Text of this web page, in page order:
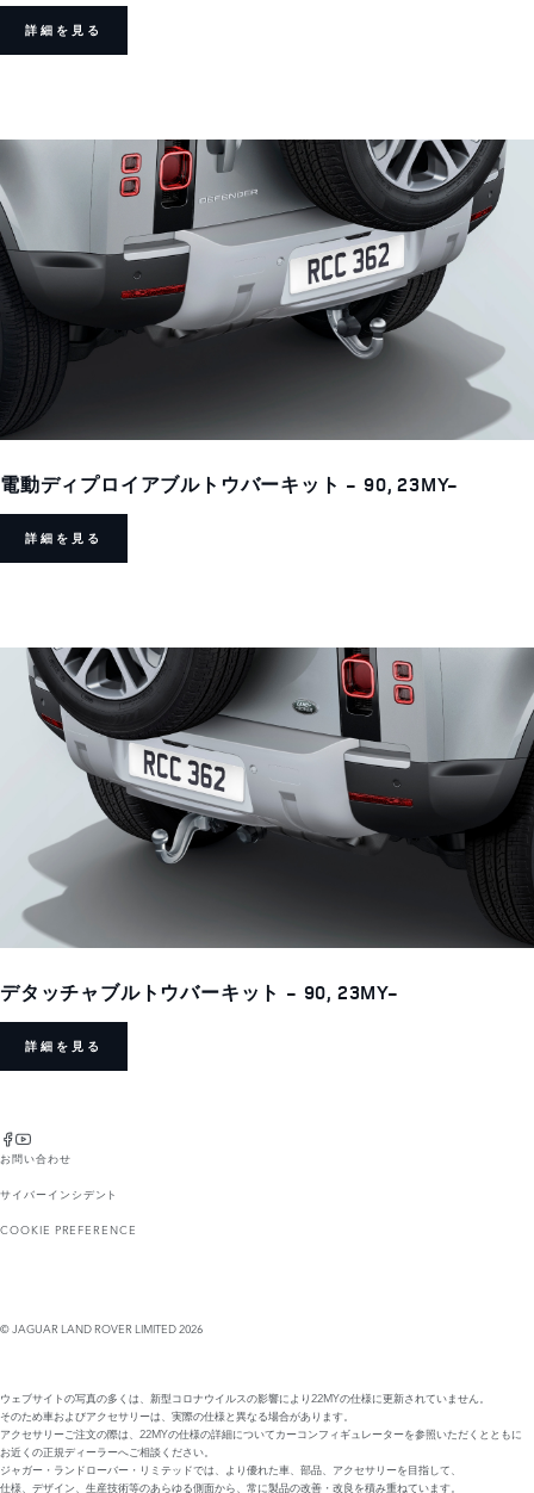
詳細を見る
電動ディプロイアブルトウバーキット - 90, 23MY-
詳細を見る
デタッチャブルトウバーキット - 90, 23MY-
詳細を見る
お問い合わせ
サイバーインシデント
COOKIE PREFERENCE
© JAGUAR LAND ROVER LIMITED 2026
ウェブサイトの写真の多くは、新型コロナウイルスの影響により22MYの仕様に更新されていません。
そのため車およびアクセサリーは、実際の仕様と異なる場合があります。
アクセサリーご注文の際は、22MYの仕様の詳細についてカーコンフィギュレーターを参照いただくとともに
お近くの正規ディーラーへご相談ください。
ジャガー・ランドローバー・リミテッドでは、より優れた車、部品、アクセサリーを目指して、
仕様、デザイン、生産技術等のあらゆる側面から、常に製品の改善・改良を積み重ねています。